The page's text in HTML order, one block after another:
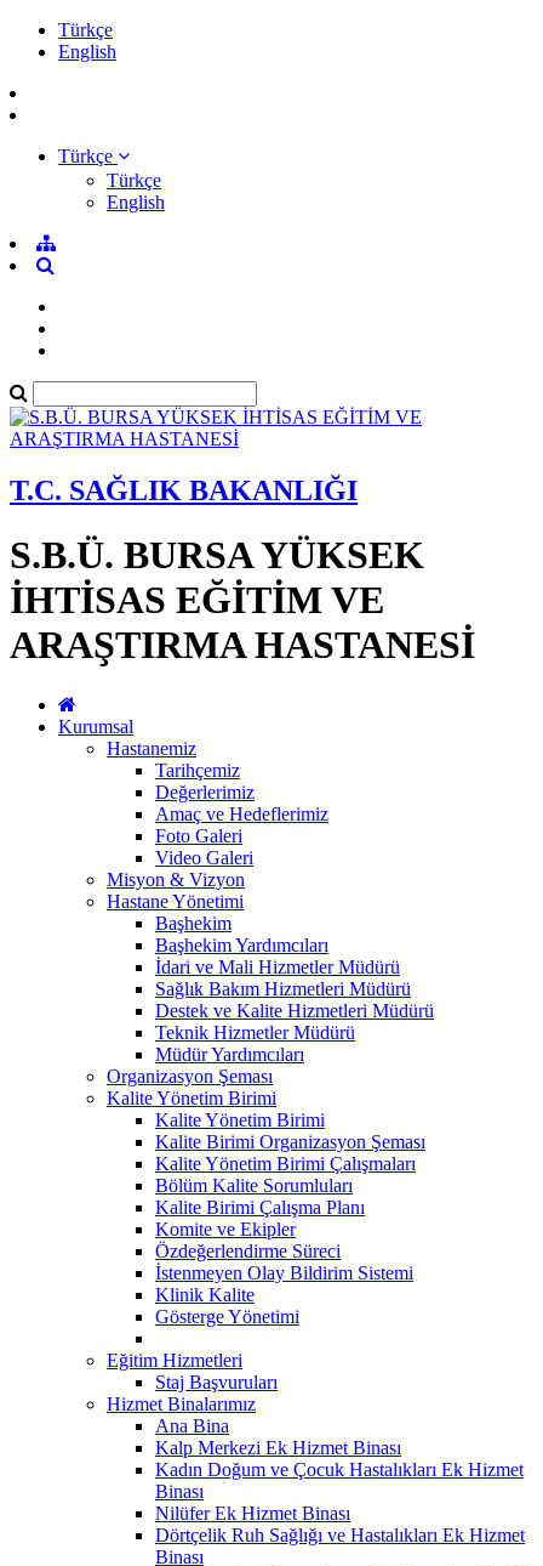
Türkçe
English
Türkçe
Türkçe
English
T.C. SAĞLIK BAKANLIĞI
S.B.Ü. BURSA YÜKSEK
İHTİSAS EĞİTİM VE
ARAŞTIRMA HASTANESİ
Kurumsal
Hastanemiz
Tarihçemiz
Değerlerimiz
Amaç ve Hedeflerimiz
Foto Galeri
Video Galeri
Misyon & Vizyon
Hastane Yönetimi
Başhekim
Başhekim Yardımcıları
İdari ve Mali Hizmetler Müdürü
Sağlık Bakım Hizmetleri Müdürü
Destek ve Kalite Hizmetleri Müdürü
Teknik Hizmetler Müdürü
Müdür Yardımcıları
Organizasyon Şeması
Kalite Yönetim Birimi
Kalite Yönetim Birimi
Kalite Birimi Organizasyon Şeması
Kalite Yönetim Birimi Çalışmaları
Bölüm Kalite Sorumluları
Kalite Birimi Çalışma Planı
Komite ve Ekipler
Özdeğerlendirme Süreci
İstenmeyen Olay Bildirim Sistemi
Klinik Kalite
Gösterge Yönetimi
Eğitim Hizmetleri
Staj Başvuruları
Hizmet Binalarımız
Ana Bina
Kalp Merkezi Ek Hizmet Binası
Kadın Doğum ve Çocuk Hastalıkları Ek Hizmet
Binası
Nilüfer Ek Hizmet Binası
Dörtçelik Ruh Sağlığı ve Hastalıkları Ek Hizmet
Binası